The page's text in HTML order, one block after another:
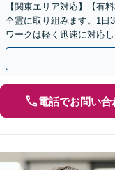
【関東エリア対応】【有
全霊に取り組みます。1日
ワークは軽く迅速に対応
盗、交通事故などご相談
電話でお問い合